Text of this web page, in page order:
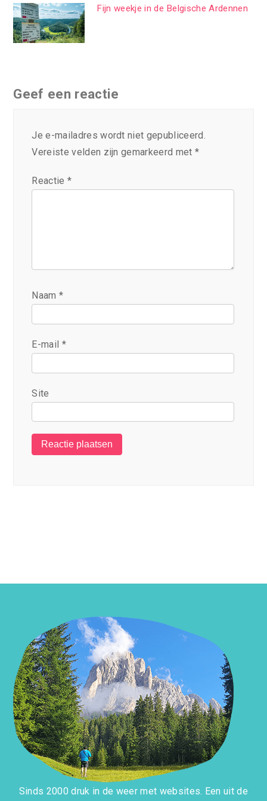
Fijn weekje in de Belgische Ardennen
Geef een reactie
Je e-mailadres wordt niet gepubliceerd.
Vereiste velden zijn gemarkeerd met *
Reactie *
Naam*
E-mail *
Site
Sinds 2000 druk in de weer met websites. Een uit de